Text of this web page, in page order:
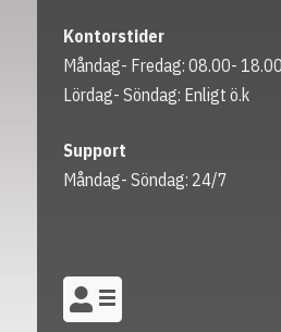
Kontorstider
Måndag- Fredag: 08.00- 18.00
Lördag- Söndag: Enligt ö.k
Support
Måndag- Söndag: 24/7